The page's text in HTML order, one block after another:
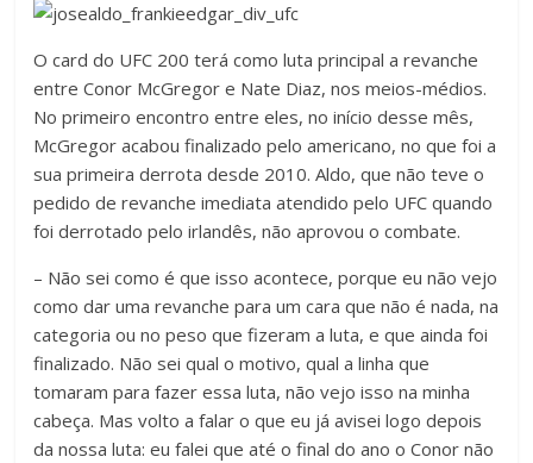
O card do UFC 200 terá como luta principal a revanche
entre Conor McGregor e Nate Diaz, nos meios-médios.
No primeiro encontro entre eles, no início desse mês,
McGregor acabou finalizado pelo americano, no que foi a
sua primeira derrota desde 2010. Aldo, que não teve o
pedido de revanche imediata atendido pelo UFC quando
foi derrotado pelo irlandês, não aprovou o combate.
– Não sei como é que isso acontece, porque eu não vejo
como dar uma revanche para um cara que não é nada, na
categoria ou no peso que fizeram a luta, e que ainda foi
finalizado. Não sei qual o motivo, qual a linha que
tomaram para fazer essa luta, não vejo isso na minha
cabeça. Mas volto a falar o que eu já avisei logo depois
da nossa luta: eu falei que até o final do ano o Conor não